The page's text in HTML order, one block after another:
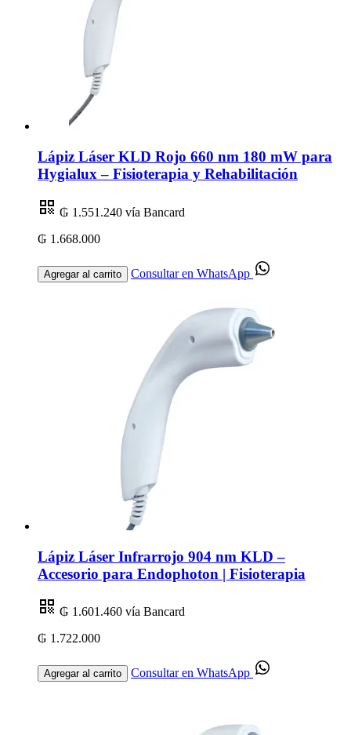
Lápiz Láser KLD Rojo 660 nm 180 mW para
Hygialux – Fisioterapia y Rehabilitación
₲ 1.551.240 vía Bancard
₲ 1.668.000
Agregar al carrito Consultar en WhatsApp
Lápiz Láser Infrarrojo 904 nm KLD –
Accesorio para Endophoton | Fisioterapia
₲ 1.601.460 vía Bancard
₲ 1.722.000
Agregar al carrito Consultar en WhatsApp